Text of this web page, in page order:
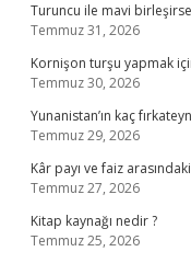
Turuncu ile mavi
Temmuz 31, 2026
Kornişon turşu yapmak
Temmuz 30, 2026
Yunanistan’ın kaç
Temmuz 29, 2026
Kâr payı ve faiz
Temmuz 27, 2026
Kitap kaynağı nedir ?
Temmuz 25, 2026